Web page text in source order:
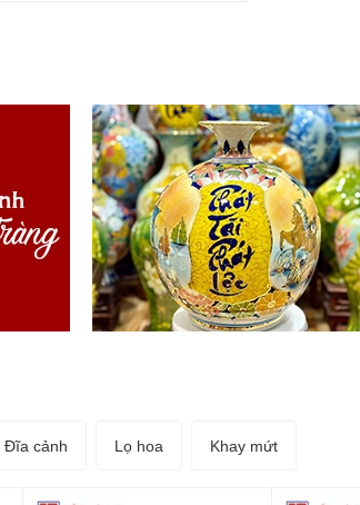
Đĩa cảnh Lọ hoa Khay mứt